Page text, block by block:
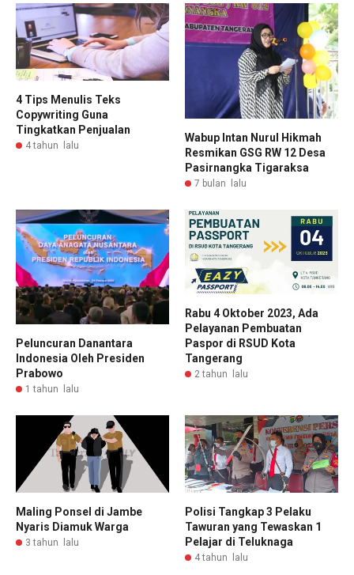
4 Tips Menulis Teks
Copywriting Guna
Tingkatkan Penjualan
4 tahun lalu
Wabup Intan Nurul Hikmah
Resmikan GSG RW 12 Desa
Pasirnangka Tigaraksa
7 bulan lalu
Peluncuran Danantara
Indonesia Oleh Presiden
Prabowo
1 tahun lalu
Rabu 4 Oktober 2023, Ada
Pelayanan Pembuatan
Paspor di RSUD Kota
Tangerang
2 tahun lalu
Maling Ponsel di Jambe
Nyaris Diamuk Warga
3 tahun lalu
Polisi Tangkap 3 Pelaku
Tawuran yang Tewaskan 1
Pelajar di Teluknaga
4 tahun lalu